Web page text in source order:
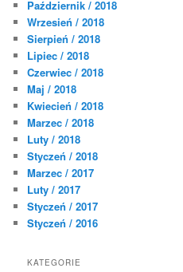
Październik / 2018
Wrzesień / 2018
Sierpień / 2018
Lipiec / 2018
Czerwiec / 2018
Maj / 2018
Kwiecień / 2018
Marzec / 2018
Luty / 2018
Styczeń / 2018
Marzec / 2017
Luty / 2017
Styczeń / 2017
Styczeń / 2016
KATEGORIE